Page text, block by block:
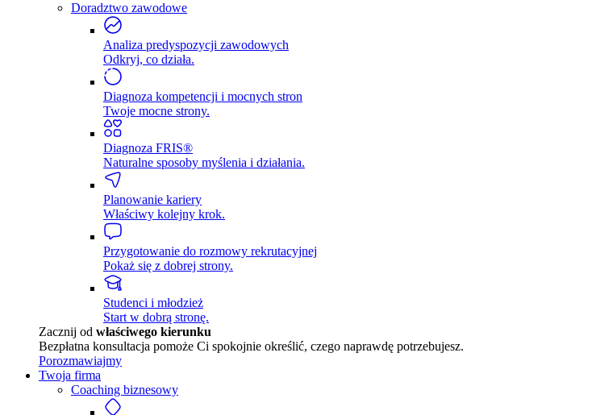
Doradztwo zawodowe
Analiza predyspozycji zawodowych
Odkryj, co działa.
Diagnoza kompetencji i mocnych stron
Twoje mocne strony.
Diagnoza FRIS®
Naturalne sposoby myślenia i działania.
Planowanie kariery
Właściwy kolejny krok.
Przygotowanie do rozmowy rekrutacyjnej
Pokaż się z dobrej strony.
Studenci i młodzież
Start w dobrą stronę.
Zacznij od właściwego kierunku
Bezpłatna konsultacja pomoże Ci spokojnie określić, czego naprawdę potrzebujesz.
Porozmawiajmy
Twoja firma
Coaching biznesowy